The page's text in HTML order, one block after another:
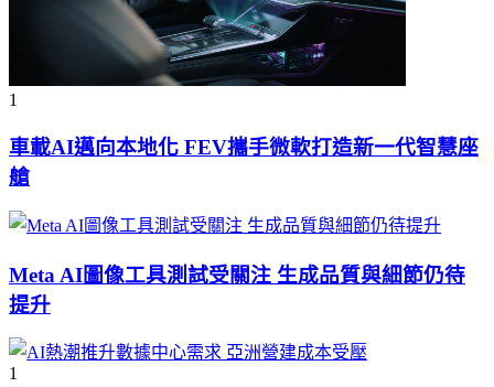
1
車載AI邁向本地化 FEV攜手微軟打造新一代智慧座
艙
Meta AI圖像工具測試受關注 生成品質與細節仍待
提升
1